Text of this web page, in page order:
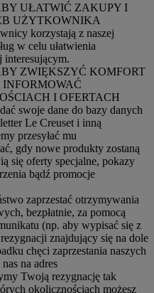
UŁATWIĆ ZAKUPY I
UŻYTKOWNIKA
korzystają z naszej
w celu ułatwienia
interesującym.
ZWIĘKSZYĆ KOMFORT
I OFERTACH
swoje dane do bazy danych
Le Creuset i inną
przesyłać mu
gdy nowe produkty zostaną
się oferty specjalne, pokazy
bądź promocje
zaprzestać otrzymywania
bezpłatnie, za pomocą
(np. aby wypisać się z
znajdujący się na dole
chęci zaprzestania naszych
na adres
Twoją rezygnację tak
okolicznościach możesz